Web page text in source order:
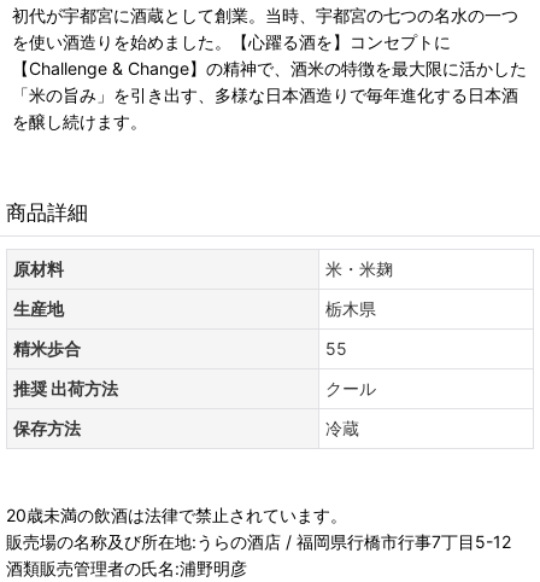
初代が宇都宮に酒蔵として創業。当時、宇都宮の七つの名水の一つ
を使い酒造りを始めました。【心躍る酒を】コンセプトに
【Challenge & Change】の精神で、酒米の特徴を最大限に活かした
「米の旨み」を引き出す、多様な日本酒造りで毎年進化する日本酒
を醸し続けます。
商品詳細
原材料
米・米麹
生産地
栃木県
精米歩合
55
推奨 出荷方法
クール
保存方法
冷蔵
20歳未満の飲酒は法律で禁止されています。
販売場の名称及び所在地:うらの酒店 / 福岡県行橋市行事7丁目5-12
酒類販売管理者の氏名:浦野明彦